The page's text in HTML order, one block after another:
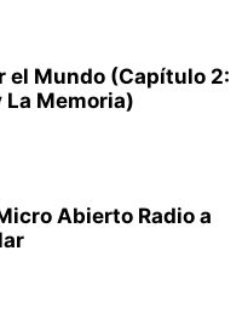
el Mundo (Capítulo 2:
La Memoria)
Abierto Radio a